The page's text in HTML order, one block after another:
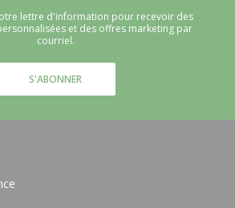
lettre d'information pour recevoir des
et des offres marketing par
courriel.
S'ABONNER